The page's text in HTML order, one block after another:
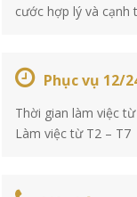
cước hợp lý và cạnh
Phục vụ 12/
Thời gian làm việc
Làm việc từ T2 – T7